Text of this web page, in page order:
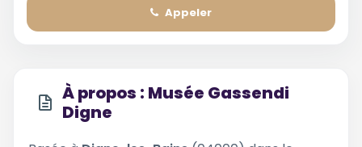
Appeler
À propos : Musée Gassendi
Digne